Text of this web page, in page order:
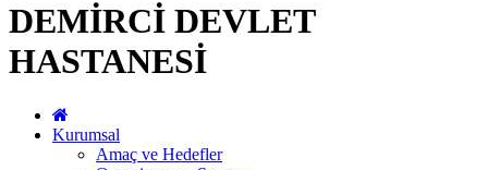
DEMİRCİ DEVLET
HASTANESİ
Kurumsal
Amaç ve Hedefler